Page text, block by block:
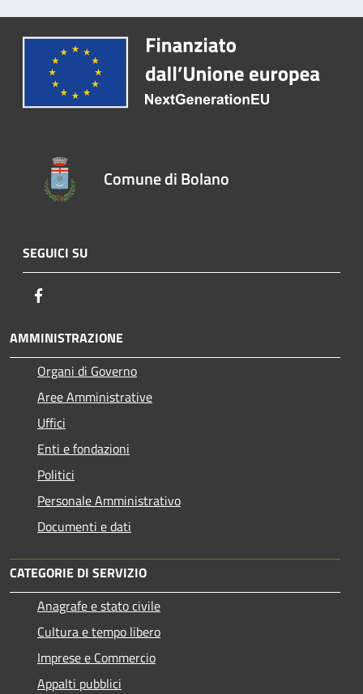
Comune di Bolano
SEGUICI SU
AMMINISTRAZIONE
Organi di Governo
Aree Amministrative
Uffici
Enti e fondazioni
Politici
Personale Amministrativo
Documenti e dati
CATEGORIE DI SERVIZIO
Anagrafe e stato civile
Cultura e tempo libero
Imprese e Commercio
Appalti pubblici